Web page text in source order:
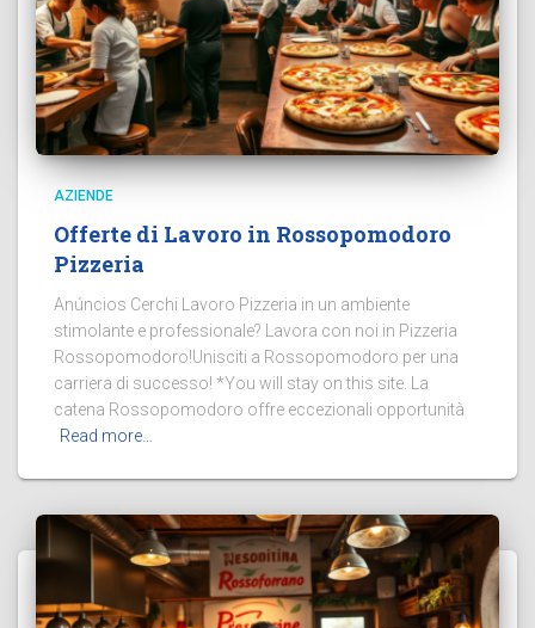
AZIENDE
Offerte di Lavoro in Rossopomodoro
Pizzeria
Anúncios Cerchi Lavoro Pizzeria in un ambiente
stimolante e professionale? Lavora con noi in Pizzeria
Rossopomodoro!Unisciti a Rossopomodoro per una
carriera di successo! *You will stay on this site. La
catena Rossopomodoro offre eccezionali opportunità
Read more…